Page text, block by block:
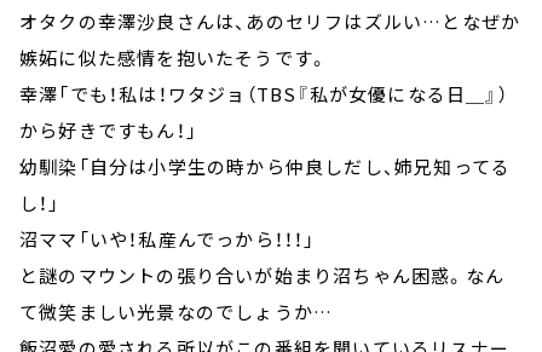
オタクの幸澤沙良さんは、あのセリフはズルい…となぜか
嫉妬に似た感情を抱いたそうです。
幸澤「でも！私は！ワタジョ（TBS『私が女優になる日＿』）
から好きですもん！」
幼馴染「自分は小学生の時から仲良しだし、姉兄知ってる
し！」
沼ママ「いや！私産んでっから！！！」
と謎のマウントの張り合いが始まり沼ちゃん困惑。なん
て微笑ましい光景なのでしょうか…